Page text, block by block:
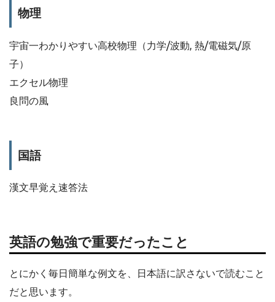
物理
宇宙一わかりやすい高校物理（力学/波動, 熱/電磁気/原
子）
エクセル物理
良問の風
国語
漢文早覚え速答法
英語の勉強で重要だったこと
とにかく毎日簡単な例文を、日本語に訳さないで読むこと
だと思います。